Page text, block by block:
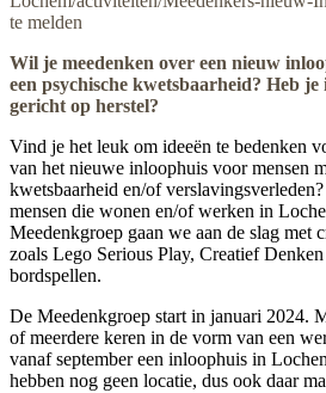
te melden
Wil je meedenken over een nieuw
een psychische kwetsbaarheid? Heb
gericht op herstel?
Vind je het leuk om ideeën te bedenken
van het nieuwe inloophuis voor mensen
kwetsbaarheid en/of
mensen die wonen en/of werken in
Meedenkgroep gaan we aan de slag met
zoals Lego Serious Play, Creatief
bordspellen.
De Meedenkgroep start in januari 2024.
of meerdere keren in de vorm van een
vanaf september een inloophuis in
hebben nog geen locatie, dus ook daar